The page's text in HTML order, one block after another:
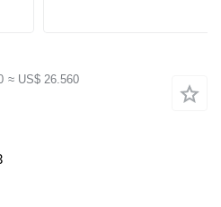
≈ US$ 26.560